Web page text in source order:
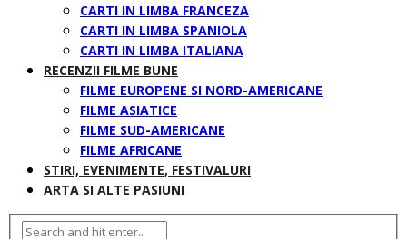
CARTI IN LIMBA FRANCEZA
CARTI IN LIMBA SPANIOLA
CARTI IN LIMBA ITALIANA
RECENZII FILME BUNE
FILME EUROPENE SI NORD-AMERICANE
FILME ASIATICE
FILME SUD-AMERICANE
FILME AFRICANE
STIRI, EVENIMENTE, FESTIVALURI
ARTA SI ALTE PASIUNI